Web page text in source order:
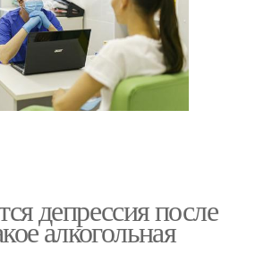
депрессия после
алкогольная